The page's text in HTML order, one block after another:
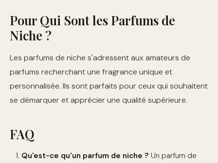
Pour Qui Sont les Parfums de
Niche ?
Les parfums de niche s'adressent aux amateurs de
parfums recherchant une fragrance unique et
personnalisée. Ils sont parfaits pour ceux qui souhaitent
se démarquer et apprécier une qualité supérieure.
FAQ
Qu'est-ce qu'un parfum de niche ? Un parfum de